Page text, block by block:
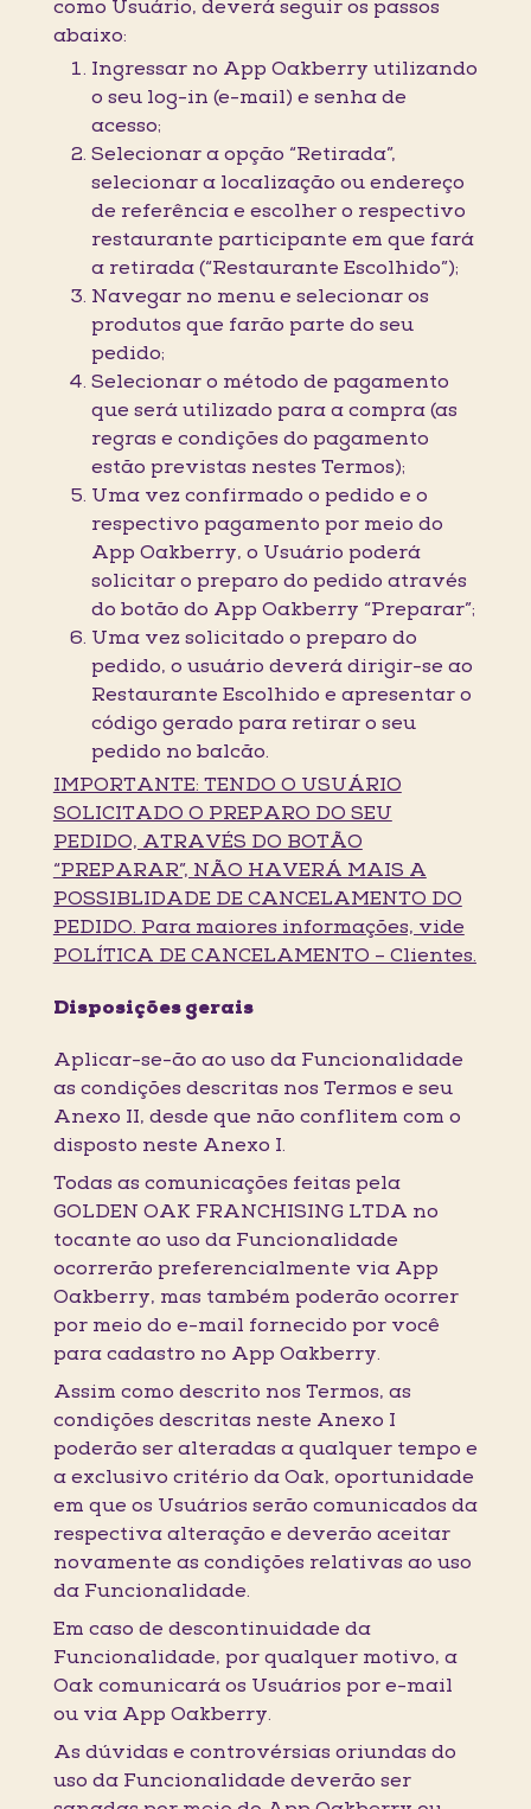
como Usuário, deverá seguir os passos
abaixo:
Ingressar no App Oakberry utilizando
o seu log-in (e-mail) e senha de
acesso;
Selecionar a opção “Retirada”,
selecionar a localização ou endereço
de referência e escolher o respectivo
restaurante participante em que fará
a retirada (“Restaurante Escolhido”);
Navegar no menu e selecionar os
produtos que farão parte do seu
pedido;
Selecionar o método de pagamento
que será utilizado para a compra (as
regras e condições do pagamento
estão previstas nestes Termos);
Uma vez confirmado o pedido e o
respectivo pagamento por meio do
App Oakberry, o Usuário poderá
solicitar o preparo do pedido através
do botão do App Oakberry “Preparar”;
Uma vez solicitado o preparo do
pedido, o usuário deverá dirigir-se ao
Restaurante Escolhido e apresentar o
código gerado para retirar o seu
pedido no balcão.
IMPORTANTE: TENDO O USUÁRIO
SOLICITADO O PREPARO DO SEU
PEDIDO, ATRAVÉS DO BOTÃO
“PREPARAR”, NÃO HAVERÁ MAIS A
POSSIBLIDADE DE CANCELAMENTO DO
PEDIDO. Para maiores informações, vide
POLÍTICA DE CANCELAMENTO – Clientes.
Disposições gerais
Aplicar-se-ão ao uso da Funcionalidade
as condições descritas nos Termos e seu
Anexo II, desde que não conflitem com o
disposto neste Anexo I.
Todas as comunicações feitas pela
GOLDEN OAK FRANCHISING LTDA no
tocante ao uso da Funcionalidade
ocorrerão preferencialmente via App
Oakberry, mas também poderão ocorrer
por meio do e-mail fornecido por você
para cadastro no App Oakberry.
Assim como descrito nos Termos, as
condições descritas neste Anexo I
poderão ser alteradas a qualquer tempo e
a exclusivo critério da Oak, oportunidade
em que os Usuários serão comunicados da
respectiva alteração e deverão aceitar
novamente as condições relativas ao uso
da Funcionalidade.
Em caso de descontinuidade da
Funcionalidade, por qualquer motivo, a
Oak comunicará os Usuários por e-mail
ou via App Oakberry.
As dúvidas e controvérsias oriundas do
uso da Funcionalidade deverão ser